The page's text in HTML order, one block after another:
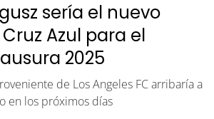
sería el nuevo
Azul para el
2025
de Los Angeles FC arribaría a
en los próximos días